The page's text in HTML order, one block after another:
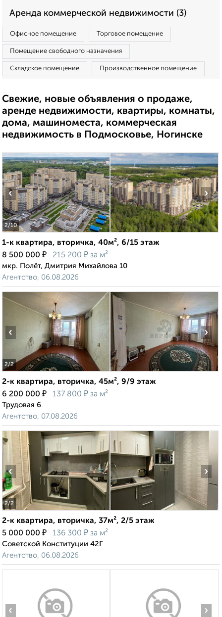
Аренда коммерческой недвижимости (3)
Офисное помещение Торговое помещение
Помещение свободного назначения
Складское помещение Производственное помещение
Свежие, новые объявления о продаже,
аренде недвижимости, квартиры, комнаты,
дома, машиноместа, коммерческая
недвижимость в Подмосковье, Ногинске
2/10
‹ ›
1-к квартира, вторичка, 40м², 6/15 этаж
8 500 000 ₽ 215 200 ₽ за м²
мкр. Полёт, Дмитрия Михайлова 10
Агентство, 06.08.2026
2/2
‹ ›
2-к квартира, вторичка, 45м², 9/9 этаж
6 200 000 ₽ 137 800 ₽ за м²
Трудовая 6
Агентство, 07.08.2026
2/2
‹ ›
2-к квартира, вторичка, 37м², 2/5 этаж
5 000 000 ₽ 136 300 ₽ за м²
Советской Конституции 42Г
Агентство, 06.08.2026
‹ ›